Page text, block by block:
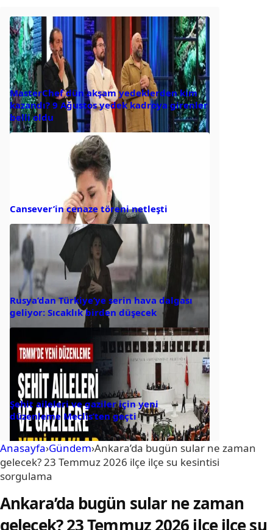
MasterChef dün akşam yedeklerden kim
kazandı? 9 Ağustos yedek kadroya girenler
belli oldu
Cansever’in cenaze töreni netleşti
Rusya’dan Türkiye’ye serin hava dalgası
geliyor: Sıcaklık birden düşecek
Şehit aileleri ve gaziler için yeni
düzenleme Meclis’ten geçti
Anasayfa›Gündem›Ankara’da bugün sular ne zaman
gelecek? 23 Temmuz 2026 ilçe ilçe su kesintisi
sorgulama
Ankara’da bugün sular ne zaman
gelecek? 23 Temmuz 2026 ilçe ilçe su